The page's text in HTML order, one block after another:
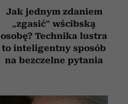
Jak jednym zdaniem
„zgasić” wścibską
osobę? Technika lustra
to inteligentny sposób
na bezczelne pytania